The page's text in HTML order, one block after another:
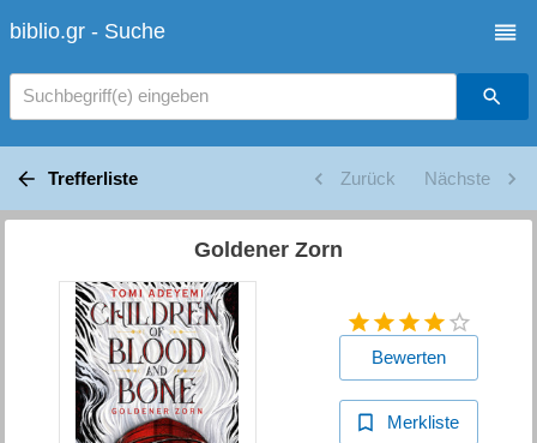
biblio.gr - Suche
Suchbegriff(e) eingeben
Trefferliste Zurück Nächste
Goldener Zorn
Bewerten
Merkliste